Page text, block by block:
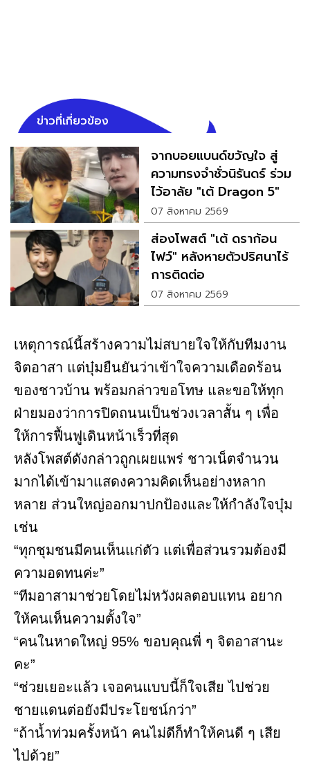
ข่าวที่เกี่ยวข้อง
จากบอยแบนด์ขวัญใจ สู่
ความทรงจำชั่วนิรันดร์ ร่วม
ไว้อาลัย "เต้ Dragon 5"
07 สิงหาคม 2569
ส่องโพสต์ "เต้ ดราก้อน
ไฟว์" หลังหายตัวปริศนาไร้
การติดต่อ
07 สิงหาคม 2569
เหตุการณ์นี้สร้างความไม่สบายใจให้กับทีมงาน
จิตอาสา แต่บุ๋มยืนยันว่าเข้าใจความเดือดร้อน
ของชาวบ้าน พร้อมกล่าวขอโทษ และขอให้ทุก
ฝ่ายมองว่าการปิดถนนเป็นช่วงเวลาสั้น ๆ เพื่อ
ให้การฟื้นฟูเดินหน้าเร็วที่สุด
หลังโพสต์ดังกล่าวถูกเผยแพร่ ชาวเน็ตจำนวน
มากได้เข้ามาแสดงความคิดเห็นอย่างหลาก
หลาย ส่วนใหญ่ออกมาปกป้องและให้กำลังใจบุ๋ม
เช่น
“ทุกชุมชนมีคนเห็นแก่ตัว แต่เพื่อส่วนรวมต้องมี
ความอดทนค่ะ”
“ทีมอาสามาช่วยโดยไม่หวังผลตอบแทน อยาก
ให้คนเห็นความตั้งใจ”
“คนในหาดใหญ่ 95% ขอบคุณพี่ ๆ จิตอาสานะ
คะ”
“ช่วยเยอะแล้ว เจอคนแบบนี้ก็ใจเสีย ไปช่วย
ชายแดนต่อยังมีประโยชน์กว่า”
“ถ้าน้ำท่วมครั้งหน้า คนไม่ดีก็ทำให้คนดี ๆ เสีย
ไปด้วย”